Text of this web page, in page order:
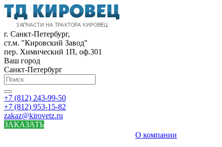
г. Санкт-Петербург,
ст.м. "Кировский Завод"
пер. Химический 1П, оф.301
Ваш город
Санкт-Петербург
+7 (812) 243-99-50
+7 (812) 953-15-82
zakaz@kirovetz.ru
ЗАКАЗАТЬ
О компании